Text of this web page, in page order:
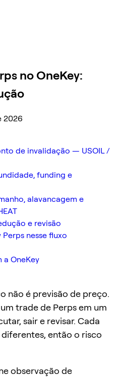
no OneKey:
2026
de invalidação — USOIL /
funding e
alavancagem e
e revisão
nesse fluxo
OneKey
não é previsão de preço.
trade de Perps em um
sair e revisar. Cada
então o risco
observação de